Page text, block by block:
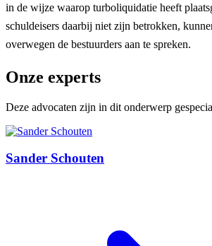
in de wijze waarop turboliquidatie heeft
schuldeisers daarbij niet zijn betrokken,
overwegen de bestuurders aan te spreken.
Onze experts
Deze advocaten zijn in dit onderwerp
Sander Schouten